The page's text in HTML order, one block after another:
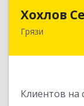
Хохлов
Грязи
Клиентов на